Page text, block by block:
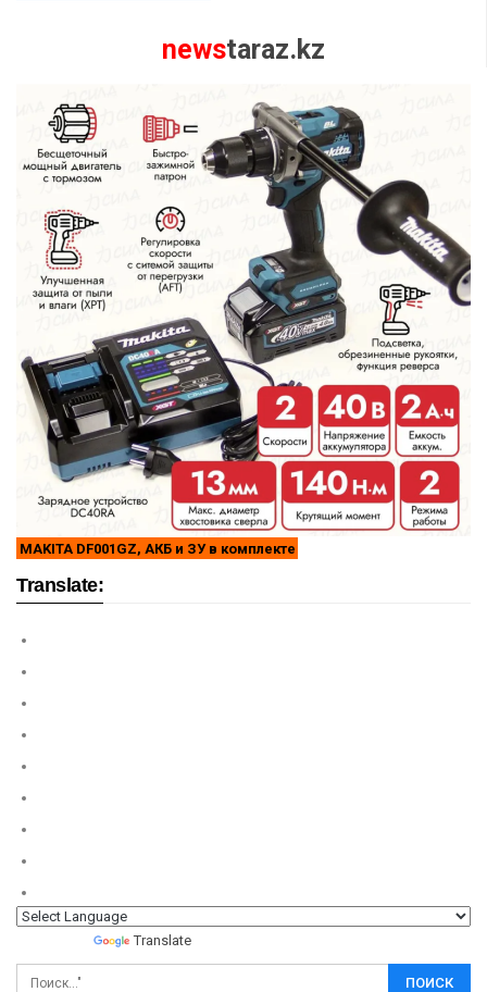
newstaraz.kz
MAKITA DF001GZ, АКБ и ЗУ в комплекте
Translate:
Translate